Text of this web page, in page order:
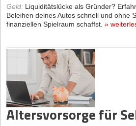
Geld: Liquiditätslücke als Gründer?
Beleihen deines Autos schnell und ohne
finanziellen Spielraum schaffst. »
Altersvorsorge für